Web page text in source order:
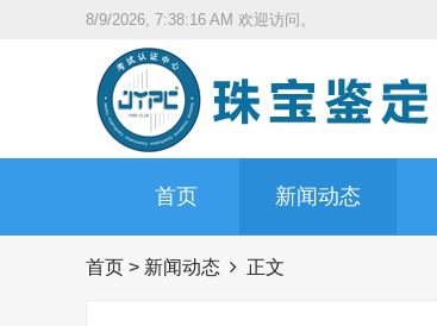
8/9/2026, 7:38:17 AM 欢迎访问。
首页 新闻动态
首页 > 新闻动态 正文